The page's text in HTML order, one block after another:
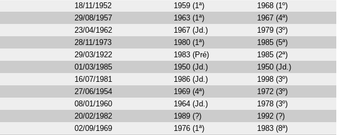
18/11/1952 1959 (1ª)
1968 (1º)
29/08/1957 1963 (1ª)
1967 (4ª)
23/04/1962 1967 (Jd.)
1979 (3º)
28/11/1973 1980 (1ª)
1985 (5ª)
29/03/1922 1983 (Pré)
1985 (2ª)
01/03/1985 1950 (Jd.)
1950 (Jd.)
16/07/1981 1986 (Jd.)
1998 (3º)
27/06/1954 1969 (4ª)
1972 (3º)
08/01/1960 1964 (Jd.)
1978 (3º)
20/02/1982 1989 (?)
1992 (?)
02/09/1969 1976 (1ª)
1983 (8ª)